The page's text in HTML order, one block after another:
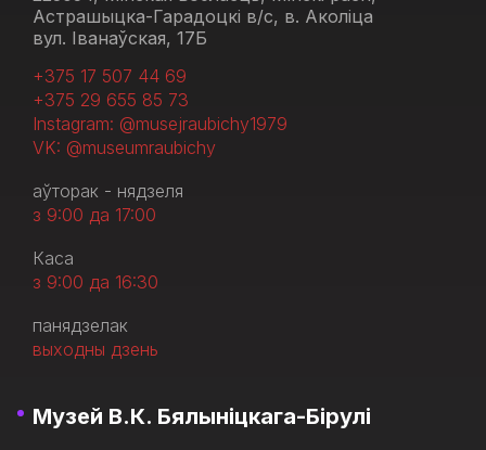
Астрашыцка-Гарадоцкі в/с, в. Аколіца
вул. Іванаўская, 17Б
+375 17 507 44 69
+375 29 655 85 73
Instagram: @musejraubichy1979
VK: @museumraubichy
аўторак - нядзеля
з 9:00 да 17:00
Каса
з 9:00 да 16:30
панядзелак
выходны дзень
Музей В.К. Бялыніцкага-Бірулі